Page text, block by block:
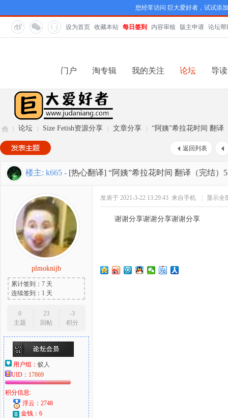
您经常访问 巨大爱好者，试试添
设为首页 收藏本站 每日签到 内容审核 版主申请 论坛帮
门户 淘专辑 我的关注 论坛 导读
巨
爱
»
论坛
›
Size Fetish资源分享
›
文章分享
›
“阿姨”希拉花时间 翻译
返回列表
楼主: k665 - [热心翻译] “阿姨”希拉花时间 翻译（完结）
plmoknijb
累计签到：7 天
连续签到：1 天
0
主题
23
回帖
-3
积分
用户组： 蚁人
UID： 17869
积分信息:
浮云：2748
金钱：6
发表于 2021-3-22 13:29:43 来自手机 显示全
谢谢分享谢谢分享谢谢分享